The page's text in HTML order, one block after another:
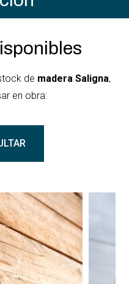
de madera Saligna,
en obra: